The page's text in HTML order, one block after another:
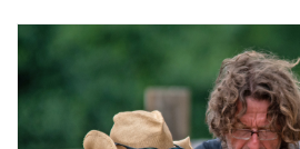
Sets
Zubehör